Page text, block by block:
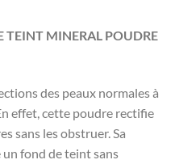
TEINT MINERAL POUDRE
des peaux normales à
effet, cette poudre rectifie
sans les obstruer. Sa
fond de teint sans